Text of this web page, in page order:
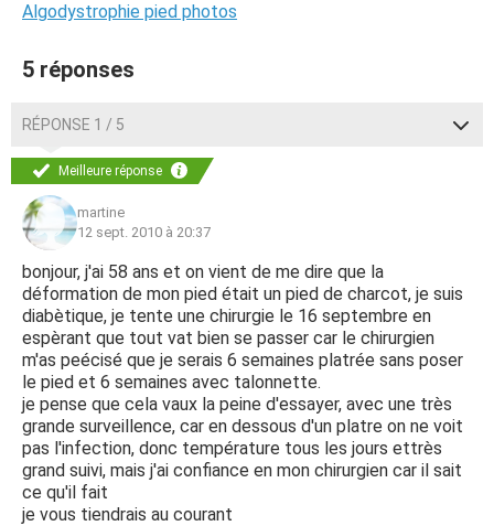
Algodystrophie pied photos
5 réponses
RÉPONSE 1 / 5
Meilleure réponse
martine
12 sept. 2010 à 20:37
bonjour, j'ai 58 ans et on vient de me dire que la
déformation de mon pied était un pied de charcot, je suis
diabètique, je tente une chirurgie le 16 septembre en
espèrant que tout vat bien se passer car le chirurgien
m'as peécisé que je serais 6 semaines platrée sans poser
le pied et 6 semaines avec talonnette.
je pense que cela vaux la peine d'essayer, avec une très
grande surveillence, car en dessous d'un platre on ne voit
pas l'infection, donc température tous les jours ettrès
grand suivi, mais j'ai confiance en mon chirurgien car il sait
ce qu'il fait
je vous tiendrais au courant